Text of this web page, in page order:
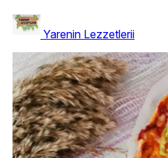
Yarenin Lezzetlerii